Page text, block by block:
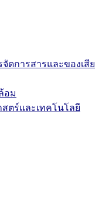
ดการสารและของเสีย
อม
ตร์และเทคโนโลยี